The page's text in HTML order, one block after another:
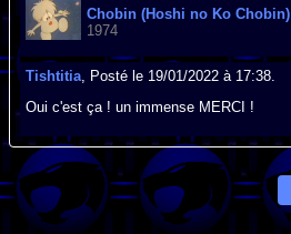
Chobin (Hoshi no Ko Chobin)
1974
Tishtitia, Posté le 19/01/2022 à 17:38.
Oui c'est ça ! un immense MERCI !